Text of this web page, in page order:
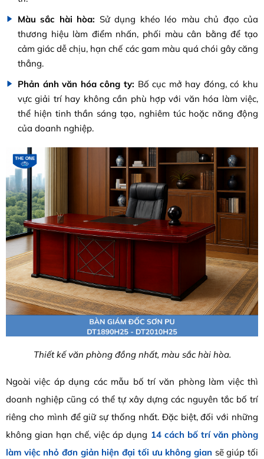
Màu sắc hài hòa: Sử dụng khéo léo màu chủ đạo của
thương hiệu làm điểm nhấn, phối màu cân bằng để tạo
cảm giác dễ chịu, hạn chế các gam màu quá chói gây căng
thẳng.
Phản ánh văn hóa công ty: Bố cục mở hay đóng, có khu
vực giải trí hay không cần phù hợp với văn hóa làm việc,
thể hiện tinh thần sáng tạo, nghiêm túc hoặc năng động
của doanh nghiệp.
Thiết kế văn phòng đồng nhất, màu sắc hài hòa.
Ngoài việc áp dụng các mẫu bố trí văn phòng làm việc thì
doanh nghiệp cũng có thể tự xây dựng các nguyên tắc bố trí
riêng cho mình để giữ sự thống nhất. Đặc biệt, đối với những
không gian hạn chế, việc áp dụng 14 cách bố trí văn phòng
làm việc nhỏ đơn giản hiện đại tối ưu không gian sẽ giúp tối